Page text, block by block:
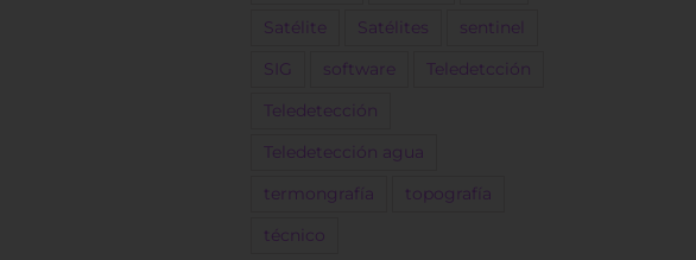
Satélite Satélites sentinel
SIG software Teledetcción
Teledetección
Teledetección agua
termongrafía topografía
técnico